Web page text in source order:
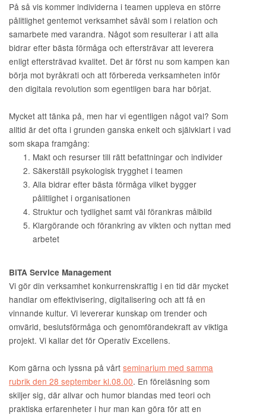
På så vis kommer individerna i teamen uppleva en större
pålitlighet gentemot verksamhet såväl som i relation och
samarbete med varandra. Något som resulterar i att alla
bidrar efter bästa förmåga och eftersträvar att leverera
enligt eftersträvad kvalitet. Det är först nu som kampen kan
börja mot byråkrati och att förbereda verksamheten inför
den digitala revolution som egentligen bara har börjat.
Mycket att tänka på, men har vi egentligen något val? Som
alltid är det ofta i grunden ganska enkelt och självklart i vad
som skapa framgång:
Makt och resurser till rätt befattningar och individer
Säkerställ psykologisk trygghet i teamen
Alla bidrar efter bästa förmåga vilket bygger
pålitlighet i organisationen
Struktur och tydlighet samt väl förankras målbild
Klargörande och förankring av vikten och nyttan med
arbetet
BiTA Service Management
Vi gör din verksamhet konkurrenskraftig i en tid där mycket
handlar om effektivisering, digitalisering och att få en
vinnande kultur. Vi levererar kunskap om trender och
omvärld, beslutsförmåga och genomförandekraft av viktiga
projekt. Vi kallar det för Operativ Excellens.
Kom gärna och lyssna på vårt seminarium med samma
rubrik den 28 september kl.08.00. En föreläsning som
skiljer sig, där allvar och humor blandas med teori och
praktiska erfarenheter i hur man kan göra för att en